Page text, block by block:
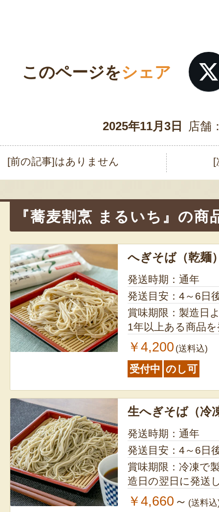
このページをシェア
2025年11月3日 店舗
投
稿
ナ
ー
シ
ョ
ン
[前の記事]はありません [
『蕎麦割烹 まるいち』の商
へぎそば（乾麺
発送時期：通年
発送目安：4～6日
賞味期限：製造日より2年 ※
1年以上ある商品
￥4,200 (送料込)
受付中 のし可
生へぎそば（冷
発送時期：通年
発送目安：4～6日
賞味期限：冷凍で製
造日の翌日に発送
￥4,660 ～ (送料